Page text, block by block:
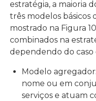
estratégia, a maioria
três modelos
mostrado na Figura
combinados na
dependendo do caso
Modelo
nome ou em
serviços e atuam